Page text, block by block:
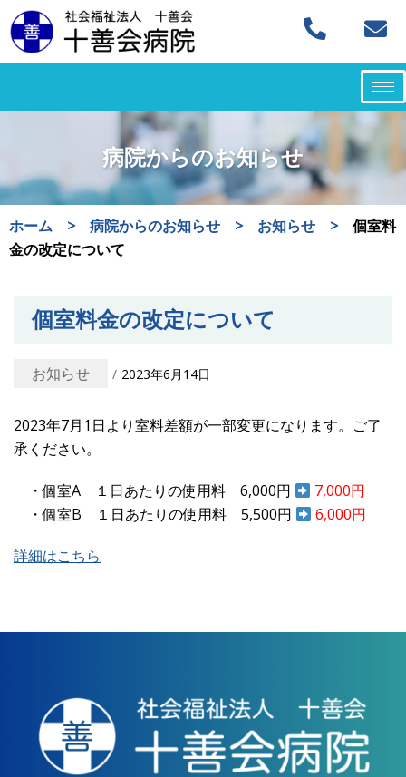
コ
ス
プ
病院からのお知らせ
ホーム > 病院からのお知らせ > お知らせ > 個室料
金の改定について
個室料金の改定について
お知らせ 2023年6月14日
2023年7月1日より室料差額が一部変更になります。ご了
承ください。
・個室A １日あたりの使用料 6,000円
7,000円
・個室B １日あたりの使用料 5,500円
6,000円
詳細はこちら